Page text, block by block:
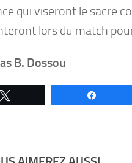
qui viseront le sacre
lors du match
B. Dossou